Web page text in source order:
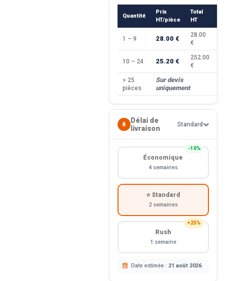
Quantité
Prix
HT/pièce
Total
HT
1 – 9 28.00 €
28.00
€
10 – 24 25.20 €
252.00
€
> 25
pièces
Sur devis
uniquement
6
Délai de
livraison
Standard
−10%
Économique
4 semaines
⭐ Standard
2 semaines
+25%
Rush
1 semaine
Date estimée : 21 août 2026